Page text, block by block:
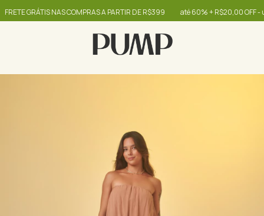
GRÁTIS NAS COMPRAS A PARTIR DE R$399 até 60% + R$20,00 OFF - use o